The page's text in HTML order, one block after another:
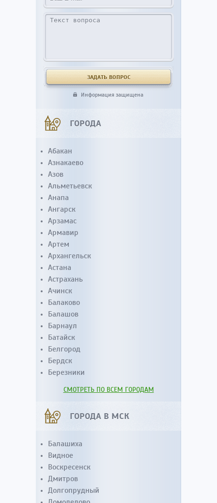
Информация защищена
ГОРОДА
Абакан
Азнакаево
Азов
Альметьевск
Анапа
Ангарск
Арзамас
Армавир
Артем
Архангельск
Астана
Астрахань
Ачинск
Балаково
Балашов
Барнаул
Батайск
Белгород
Бердск
Березники
СМОТРЕТЬ ПО ВСЕМ ГОРОДАМ
ГОРОДА В МСК
Балашиха
Видное
Воскресенск
Дмитров
Долгопрудный